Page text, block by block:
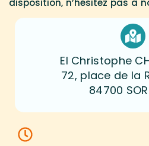
disposition, n’hésitez pas à
EI Christophe
72, place de la
84700